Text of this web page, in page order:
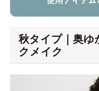
秋タイプ｜奥ゆ
クメイク